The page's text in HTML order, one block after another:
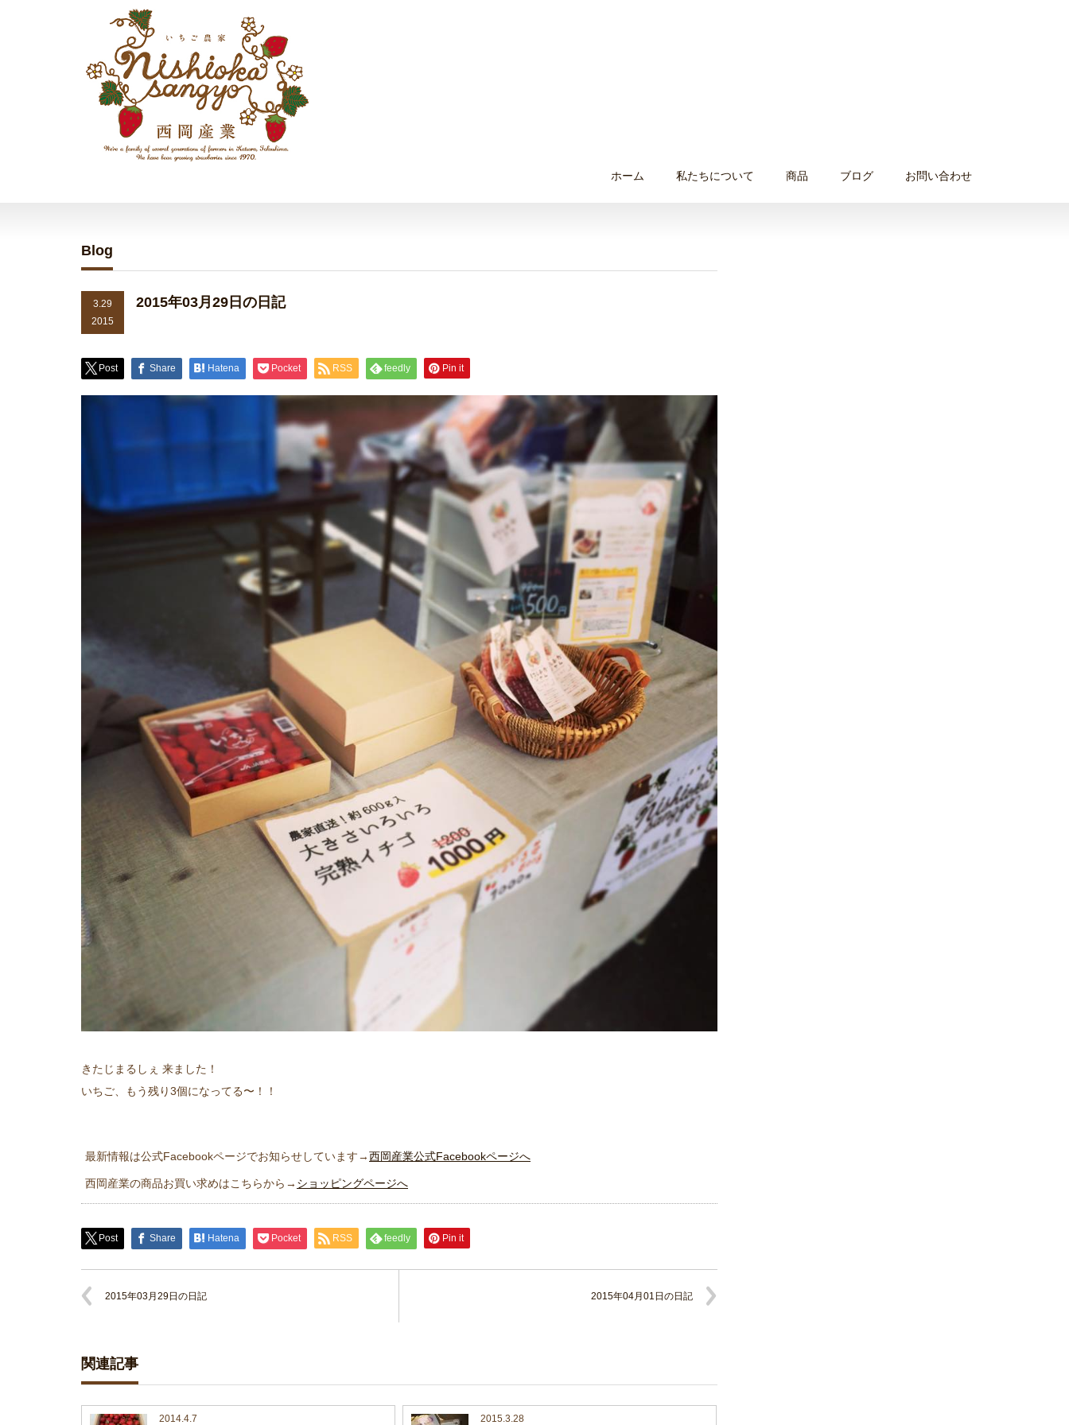
ホーム 私たちについて 商品 ブログ お問い合わせ
Blog
3.29
2015
2015年03月29日の日記
Post Share Hatena Pocket RSS feedly Pin it
きたじまるしぇ 来ました！
いちご、もう残り3個になってる〜！！
最新情報は公式Facebookページでお知らせしています→西岡産業公式Facebookページへ
西岡産業の商品お買い求めはこちらから→ ショッピングページへ
Post Share Hatena Pocket RSS feedly Pin it
2015年03月29日の日記 2015年04月01日の日記
関連記事
2014.4.7 2015.3.28